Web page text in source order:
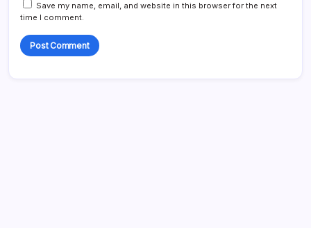
Save my name, email, and website in this browser for the next
time I comment.